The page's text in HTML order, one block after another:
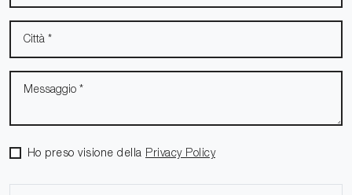
Ho preso visione della Privacy Policy